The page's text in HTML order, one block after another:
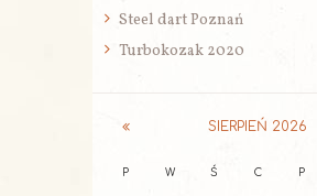
Steel dart Poznań
Turbokozak 2020
SIERPIEŃ 2026
P W Ś C P